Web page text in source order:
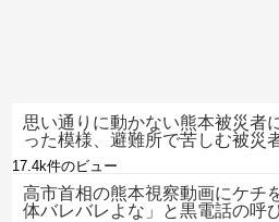
思い通りに動かない熊本被災者
った模様、避難所で苦しむ被
17.4k件のビュー
高市首相の熊本視察動画にケチ
体バレバレよな」と黒電話の